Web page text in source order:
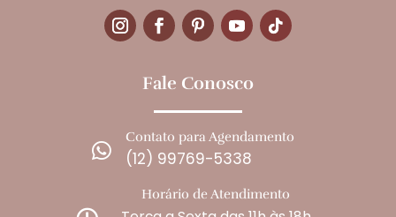
Fale Conosco

Contato para Agendamento
(12) 99769-5338
Horário de Atendimento